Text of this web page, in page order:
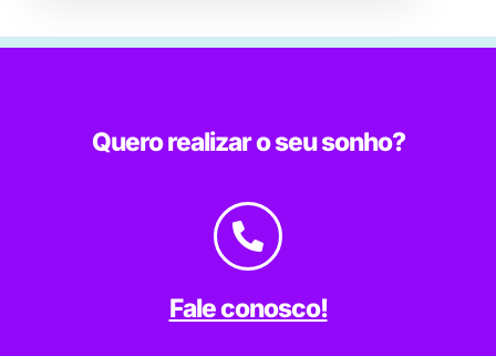
Quero realizar o seu sonho?
Fale conosco!